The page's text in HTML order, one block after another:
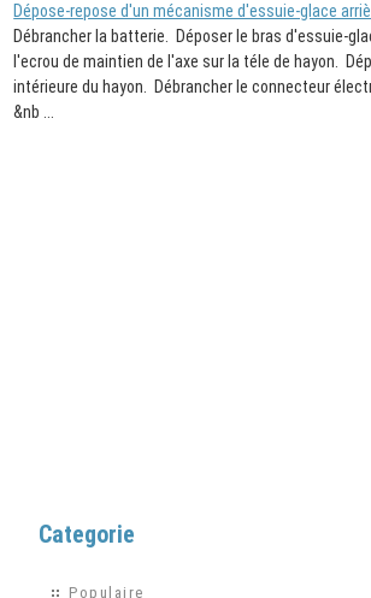
Dépose-repose d'un mécanisme d'essuie-glace
Débrancher la batterie. Déposer le bras d'essuie-
l'ecrou de maintien de l'axe sur la téle de hayon.
intérieure du hayon. Débrancher le connecteur
&nb ...
Categorie
Populaire